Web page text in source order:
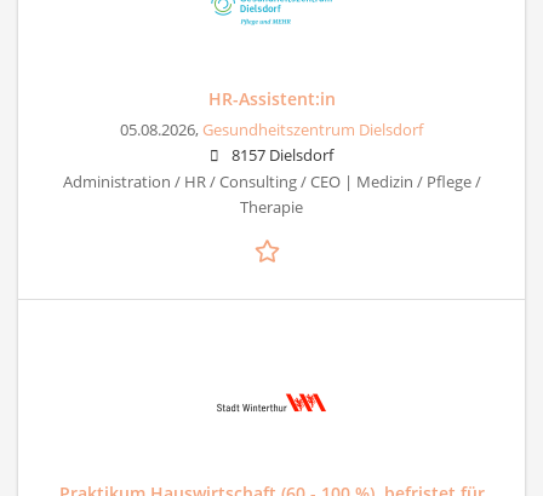
HR-Assistent:in
05.08.2026,Gesundheitszentrum Dielsdorf
8157 Dielsdorf
Administration / HR / Consulting / CEO | Medizin / Pflege /
Therapie